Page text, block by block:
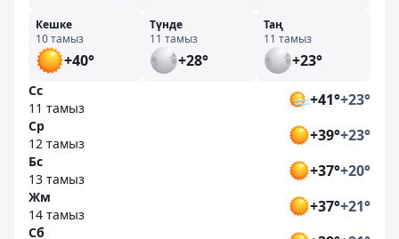
Кешке
10 тамыз
+40°
Түнде
11 тамыз
+28°
Таң
11 тамыз
+23°
Сс
11 тамыз
+41°+23°
Ср
12 тамыз
+39°+23°
Бс
13 тамыз
+37°+20°
Жм
14 тамыз
+37°+21°
Сб